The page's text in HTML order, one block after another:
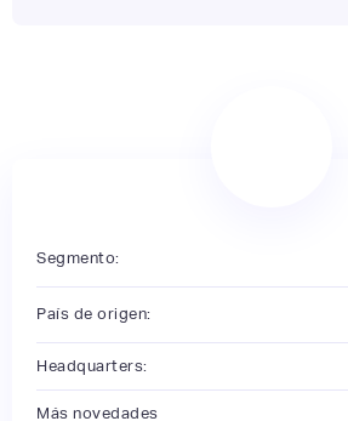
Segmento:
País de origen:
Headquarters:
Más novedades